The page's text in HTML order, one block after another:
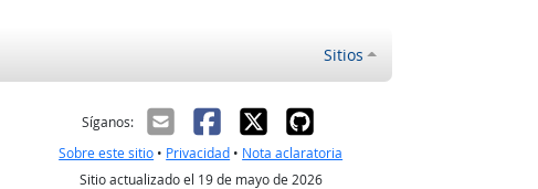
Sitios
electrónico
Síganos:
Sobre este sitio • Privacidad • Nota aclaratoria
Sitio actualizado el 19 de mayo de 2026